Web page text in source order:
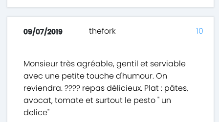
09/07/2019 thefork
Monsieur très agréable, gentil et serviable
avec une petite touche d'humour. On
reviendra. ???? repas délicieux. Plat : pâtes,
avocat, tomate et surtout le pesto " un
delice"
10